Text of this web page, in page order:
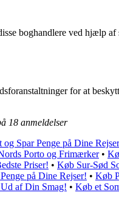
boghandlere ved hjælp
for at
18 anmeldelser
Spar Penge på Dine
Porto og Frimærker•
Priser! • Køb Sur-Sød
på Dine Rejser! • Køb
af Din Smag! • Køb et